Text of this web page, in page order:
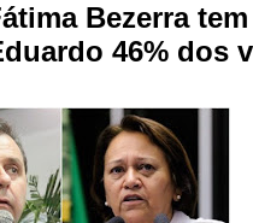
Bezerra tem
46% dos